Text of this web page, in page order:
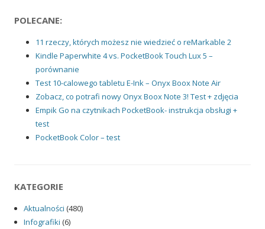
POLECANE:
11 rzeczy, których możesz nie wiedzieć o reMarkable 2
Kindle Paperwhite 4 vs. PocketBook Touch Lux 5 –
porównanie
Test 10-calowego tabletu E-Ink – Onyx Boox Note Air
Zobacz, co potrafi nowy Onyx Boox Note 3! Test + zdjęcia
Empik Go na czytnikach PocketBook- instrukcja obsługi +
test
PocketBook Color – test
KATEGORIE
Aktualności (480)
Infografiki (6)